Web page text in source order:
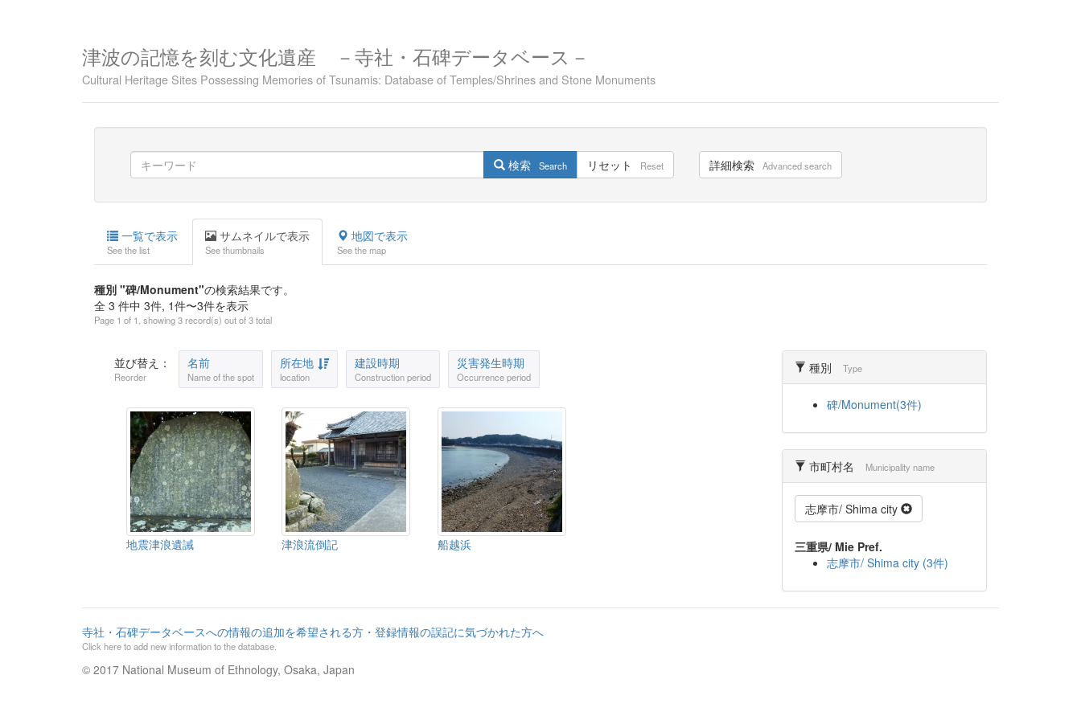
津波の記憶を刻む文化遺産 －寺社・石碑データベース－
Cultural Heritage Sites Possessing Memories of Tsunamis: Database of Temples/Shrines and Stone Monuments
検索 Search リセット Reset 詳細検索 Advanced search
一覧で表示
See the list
サムネイルで表示
See thumbnails
地図で表示
See the map
種別 "碑/Monument"の検索結果です。
全 3 件中 3件, 1件〜3件を表示
Page 1 of 1, showing 3 record(s) out of 3 total
並び替え：
Reorder
名前
Name of the spot
所在地
location
建設時期
Construction period
災害発生時期
Occurrence period
地震津浪遺誡 津浪流倒記 船越浜
種別 Type
碑/Monument(3件)
市町村名 Municipality name
志摩市/ Shima city
三重県/ Mie Pref.
志摩市/ Shima city (3件)
寺社・石碑データベースへの情報の追加を希望される方・登録情報の誤記に気づかれた方へ
Click here to add new information to the database.
© 2017 National Museum of Ethnology, Osaka, Japan